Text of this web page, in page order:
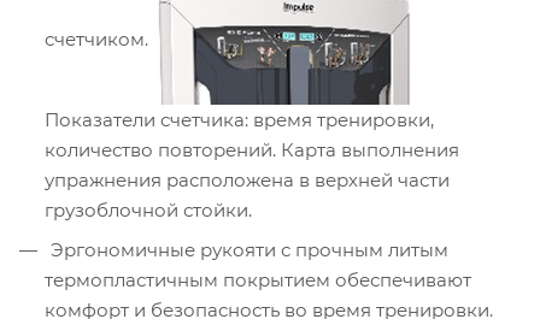
счетчиком.
Показатели счетчика: время тренировки,
количество повторений. Карта выполнения
упражнения расположена в верхней части
грузоблочной стойки.
Эргономичные рукояти с прочным литым
термопластичным покрытием обеспечивают
комфорт и безопасность во время тренировки.